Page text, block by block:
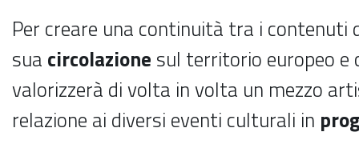
Per creare una continuità tra i contenuti
sua circolazione sul territorio europeo e
valorizzerà di volta in volta un mezzo
relazione ai diversi eventi culturali in